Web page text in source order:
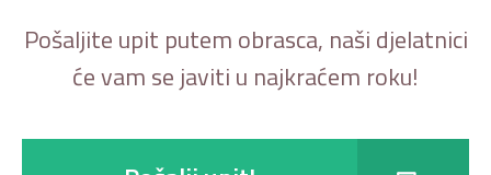
Pošaljite upit putem obrasca, naši djelatnici
će vam se javiti u najkraćem roku!